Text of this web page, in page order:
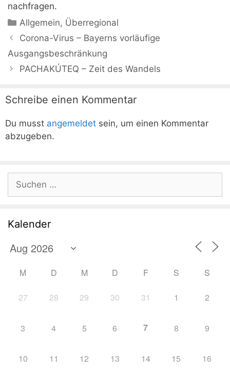
nachfragen.
Kategorien
Allgemein, Überregional
Corona-Virus – Bayerns vorläufige
Ausgangsbeschränkung
PACHAKÚTEQ – Zeit des Wandels
Schreibe einen Kommentar
Du musst angemeldet sein, um einen Kommentar
abzugeben.
Suchen
nach:
Kalender
M D M D F S S
27 28 29 30 31 1 2
3 4 5 6 7 8 9
10 11 12 13 14 15 16